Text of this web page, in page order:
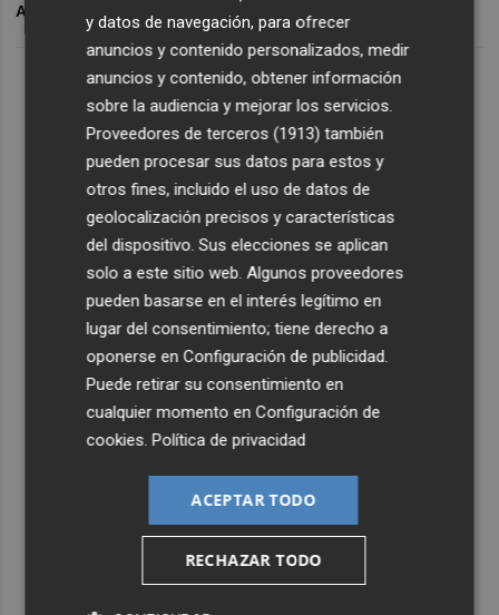
ARCHIVADO EN
y datos de navegación, para ofrecer
anuncios y contenido personalizados, medir
anuncios y contenido, obtener información
sobre la audiencia y mejorar los servicios.
Proveedores de terceros (1913) también
pueden procesar sus datos para estos y
otros fines, incluido el uso de datos de
geolocalización precisos y características
del dispositivo. Sus elecciones se aplican
solo a este sitio web. Algunos proveedores
pueden basarse en el interés legítimo en
lugar del consentimiento; tiene derecho a
oponerse enConfiguración de publicidad
Puede retirar su consentimiento en
cualquier momento enConfiguración de
cookies .Política de privacidad
ACEPTAR TODO
RECHAZAR TODO